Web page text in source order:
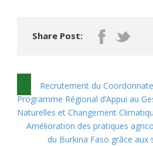
Share Post:
Recrutement du
Programme Régional d’Appui au
Naturelles et Changement
Amélioration des pratiques
du Burkina Faso grâce